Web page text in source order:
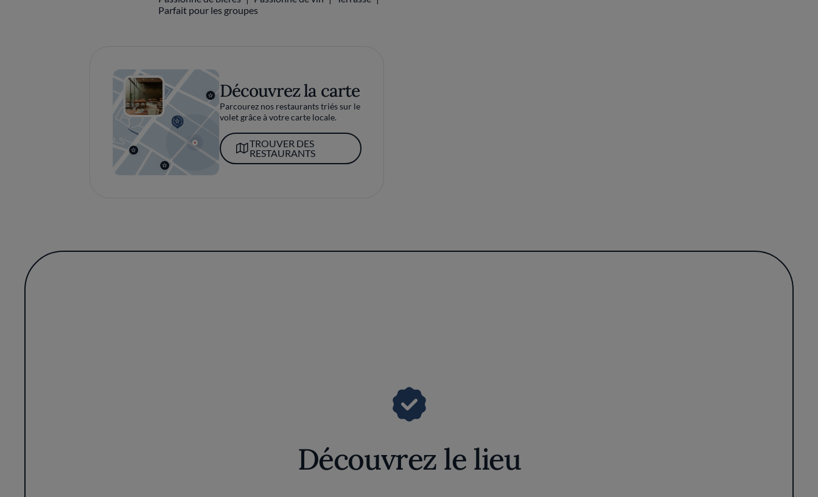
Parfait pour les groupes
Découvrez la carte
Parcourez nos restaurants triés sur le
volet grâce à votre carte locale.
TROUVER DES
RESTAURANTS
Découvrez le lieu